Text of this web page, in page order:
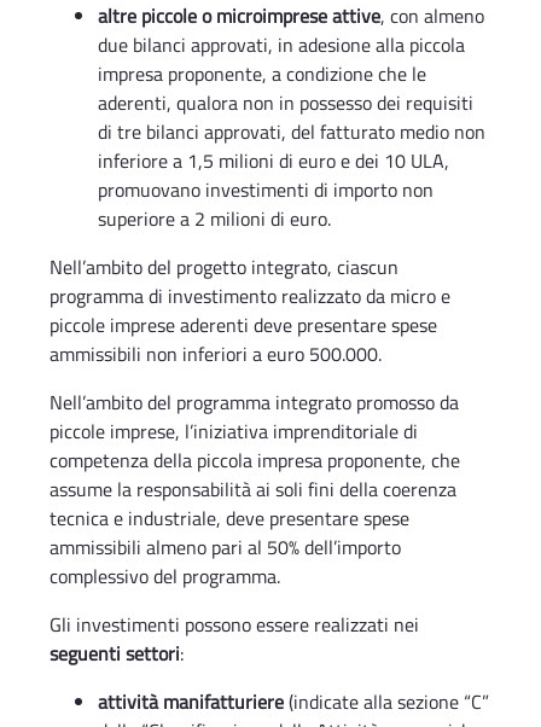
altre piccole o microimprese attive, con almeno
due bilanci approvati, in adesione alla piccola
impresa proponente, a condizione che le
aderenti, qualora non in possesso dei requisiti
di tre bilanci approvati, del fatturato medio non
inferiore a 1,5 milioni di euro e dei 10 ULA,
promuovano investimenti di importo non
superiore a 2 milioni di euro.
Nell’ambito del progetto integrato, ciascun
programma di investimento realizzato da micro e
piccole imprese aderenti deve presentare spese
ammissibili non inferiori a euro 500.000.
Nell’ambito del programma integrato promosso da
piccole imprese, l’iniziativa imprenditoriale di
competenza della piccola impresa proponente, che
assume la responsabilità ai soli fini della coerenza
tecnica e industriale, deve presentare spese
ammissibili almeno pari al 50% dell’importo
complessivo del programma.
Gli investimenti possono essere realizzati nei
seguenti settori:
attività manifatturiere(indicate alla sezione “C”